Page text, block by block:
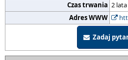
Czas trwania 2 lata
Adres WWW
Zadaj